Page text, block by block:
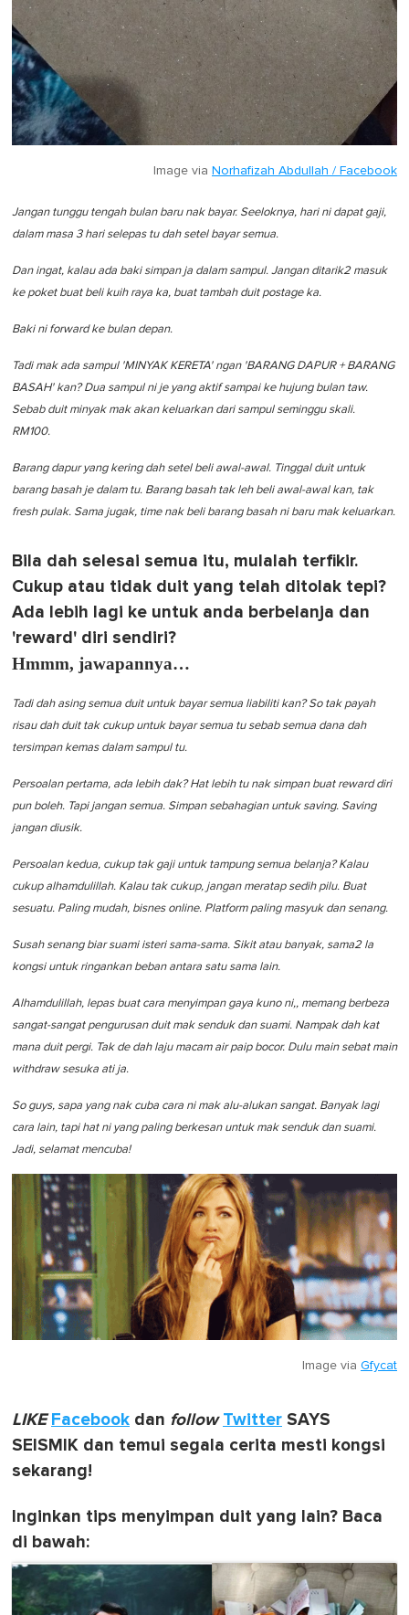
Image via Norhafizah Abdullah / Facebook
Jangan tunggu tengah bulan baru nak bayar. Seeloknya, hari ni dapat gaji,
dalam masa 3 hari selepas tu dah setel bayar semua.
Dan ingat, kalau ada baki simpan ja dalam sampul. Jangan ditarik2 masuk
ke poket buat beli kuih raya ka, buat tambah duit postage ka.
Baki ni forward ke bulan depan.
Tadi mak ada sampul 'MINYAK KERETA' ngan 'BARANG DAPUR + BARANG
BASAH' kan? Dua sampul ni je yang aktif sampai ke hujung bulan taw.
Sebab duit minyak mak akan keluarkan dari sampul seminggu skali.
RM100.
Barang dapur yang kering dah setel beli awal-awal. Tinggal duit untuk
barang basah je dalam tu. Barang basah tak leh beli awal-awal kan, tak
fresh pulak. Sama jugak, time nak beli barang basah ni baru mak keluarkan.
Bila dah selesai semua itu, mulalah terfikir.
Cukup atau tidak duit yang telah ditolak tepi?
Ada lebih lagi ke untuk anda berbelanja dan
'reward' diri sendiri?
Hmmm, jawapannya…
Tadi dah asing semua duit untuk bayar semua liabiliti kan? So tak payah
risau dah duit tak cukup untuk bayar semua tu sebab semua dana dah
tersimpan kemas dalam sampul tu.
Persoalan pertama, ada lebih dak?Hat lebih tu nak simpan buat reward diri
pun boleh. Tapi jangan semua. Simpan sebahagian untuk saving. Saving
jangan diusik.
Persoalan kedua, cukup tak gaji untuk tampung semua belanja? Kalau
cukup alhamdulillah. Kalau tak cukup, jangan meratap sedih pilu. Buat
sesuatu. Paling mudah, bisnes online. Platform paling masyuk dan senang.
Susah senang biar suami isteri sama-sama. Sikit atau banyak, sama2 la
kongsi untuk ringankan beban antara satu sama lain.
Alhamdulillah, lepas buat cara menyimpan gaya kuno ni,, memang berbeza
sangat-sangat pengurusan duit mak senduk dan suami. Nampak dah kat
mana duit pergi. Tak de dah laju macam air paip bocor. Dulu main sebat main
withdraw sesuka ati ja.
So guys, sapa yang nak cuba cara ni mak alu-alukan sangat. Banyak lagi
cara lain, tapi hat ni yang paling berkesan untuk mak senduk dan suami.
Jadi, selamat mencuba!
Image via Gfycat
LIKE Facebook dan follow Twitter SAYS
SEISMIK dan temui segala cerita mesti kongsi
sekarang!
Inginkan tips menyimpan duit yang lain? Baca
di bawah: